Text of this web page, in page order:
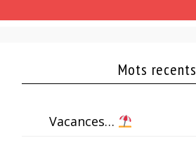
Mots recents
Vacances…